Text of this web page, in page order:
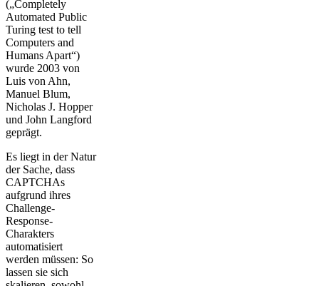
(„Completely
Automated Public
Turing test to tell
Computers and
Humans Apart“)
wurde 2003 von
Luis von Ahn,
Manuel Blum,
Nicholas J. Hopper
und John Langford
geprägt.
Es liegt in der Natur
der Sache, dass
CAPTCHAs
aufgrund ihres
Challenge-
Response-
Charakters
automatisiert
werden müssen: So
lassen sie sich